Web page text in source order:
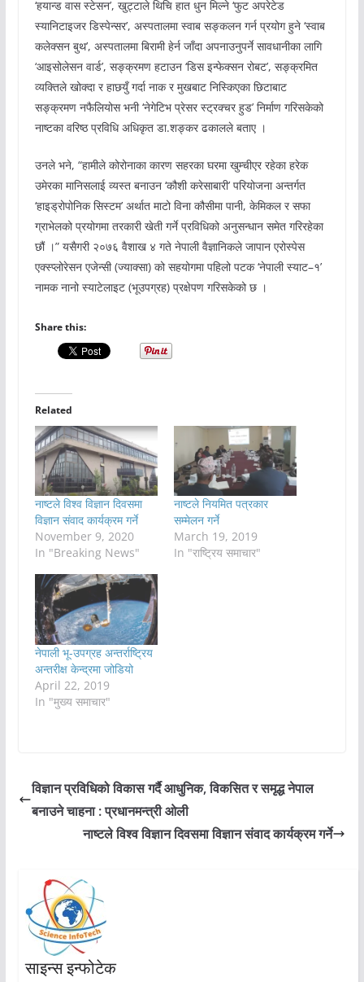
‘हयान्ड वास स्टेसन’, खुट्टाले थिचि हात धुन मिल्ने ‘फुट अपरेटेड
स्यानिटाइजर डिस्पेन्सर’, अस्पतालमा स्वाब सङ्कलन गर्न प्रयोग हुने ‘स्वाब
कलेक्सन बुथ’, अस्पतालमा बिरामी हेर्न जाँदा अपनाउनुपर्ने सावधानीका लागि
‘आइसोलेसन वार्ड’, सङ्क्रमण हटाउन ‘डिस इन्फेक्सन रोबट’, सङ्क्रमित
व्यक्तिले खोक्दा र हाछयुँ गर्दा नाक र मुखबाट निस्किएका छिटाबाट
सङ्क्रमण नफैलियोस भनी ‘नेगेटिभ प्रेसर स्ट्रक्चर हुड’ निर्माण गरिसकेको
नाष्टका वरिष्ठ प्रविधि अधिकृत डा.शङ्कर ढकालले बताए ।
उनले भने, “हामीले कोरोनाका कारण सहरका घरमा खुम्चीएर रहेका हरेक
उमेरका मानिसलाई व्यस्त बनाउन ‘कौशी करेसाबारी’ परियोजना अन्तर्गत
‘हाइड्रोपोनिक सिस्टम’ अर्थात माटो विना कौसीमा पानी, केमिकल र सफा
ग्राभेलको प्रयोगमा तरकारी खेती गर्ने प्रविधिको अनुसन्धान समेत गरिरहेका
छौं ।” यसैगरी २०७६ वैशाख ४ गते नेपाली वैज्ञानिकले जापान एरोस्पेस
एक्स्प्लोरेसन एजेन्सी (ज्याक्सा) को सहयोगमा पहिलो पटक ‘नेपाली स्याट–१’
नामक नानो स्याटेलाइट (भूउपग्रह) प्रक्षेपण गरिसकेको छ ।
Share this:
Related
नाष्टले विश्व विज्ञान दिवसमा
विज्ञान संवाद कार्यक्रम गर्ने
November 9, 2020
In "Breaking News"
नाष्टले नियमित पत्रकार
सम्मेलन गर्ने
March 19, 2019
In "राष्ट्रिय समाचार"
नेपाली भू-उपग्रह अन्तर्राष्ट्रिय
अन्तरीक्ष केन्द्रमा जोडियो
April 22, 2019
In "मुख्य समाचार"
विज्ञान प्रविधिको विकास गर्दै आधुनिक, विकसित र समृद्ध नेपाल
बनाउने चाहना : प्रधानमन्त्री ओली
नाष्टले विश्व विज्ञान दिवसमा विज्ञान संवाद कार्यक्रम गर्ने
साइन्स इन्फोटेक